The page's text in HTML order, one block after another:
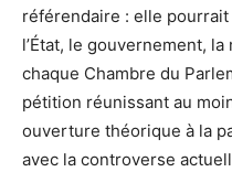
référendaire : elle
l’État, le gouvernement,
chaque Chambre du
pétition réunissant au
ouverture théorique à la
avec la controverse